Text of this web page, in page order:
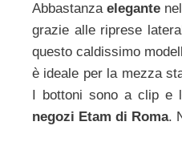
Abbastanzaelegante
grazie alle riprese
questo caldissimo
è ideale per la mezza
I bottoni sono a clip e
negozi Etam di Roma.